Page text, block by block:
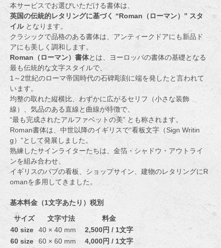
本サービスでお選びいただける書体は、
英国の伝統的レタリングに基づく “Roman（ローマン）” スタ
イルとなります。
クラシックで品格のある書体は、アンティークドアにも新品ド
アにも美しく調和します。
Roman（ローマン）書体とは、ヨーロッパの書体の基礎となる
最も伝統的な文字スタイルで、
1～2世紀のローマ帝国時代の石碑彫刻に端を発したと言われて
います。
均整の取れた縦横比、わずかに広がるセリフ（小さな装飾
線）、気品のある直線と曲線が特徴で、
“最も完成されたアルファベットの美” とも称されます。
Roman書体は、中世以降のイギリスで“看板文字（Sign Writin
g）”として発展しました。
熟練したサインライターたちは、金箔・シャドウ・アウトライ
ンを組み合わせ、
イギリスのパブの看板、ショップサイン、建物のレタリングにR
omanを多用してきました。
基本料金（1文字あたり）税別
サイズ
文字寸法
料金
40 size
40 × 40 mm
2,500円 / 1文字
60 size
60 × 60 mm
4,000円 / 1文字